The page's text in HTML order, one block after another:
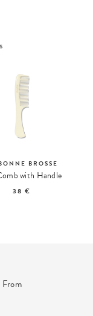
BROSSE
with Handle
38 €
From